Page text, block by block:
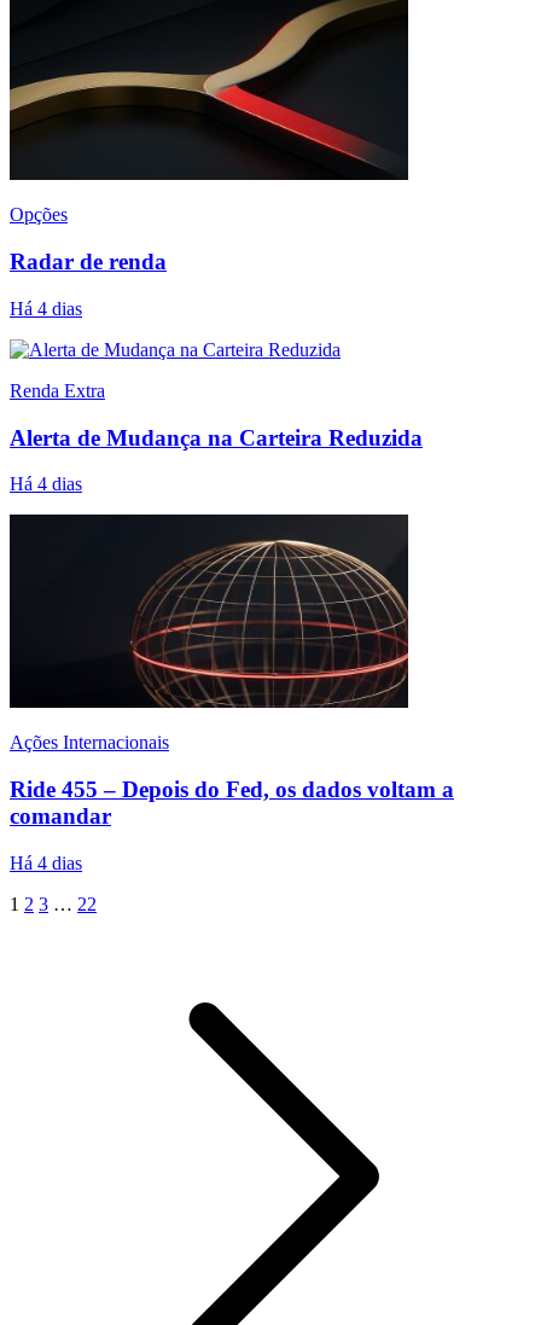
Opções
Radar de renda
Há 4 dias
Renda Extra
Alerta de Mudança na Carteira Reduzida
Há 4 dias
Ações Internacionais
Ride 455 – Depois do Fed, os dados voltam a
comandar
Há 4 dias
1 2 3 … 22